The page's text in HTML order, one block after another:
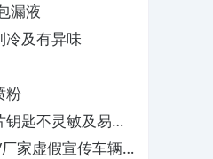
漏液
冷及有异味
粉
匙不灵敏及易消
家虚假宣传车辆配